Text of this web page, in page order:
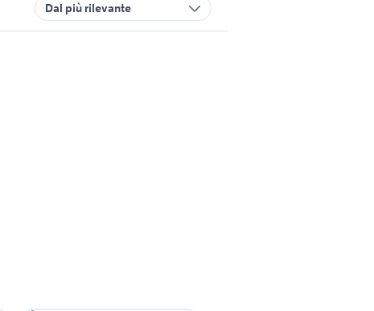
Dal più rilevante